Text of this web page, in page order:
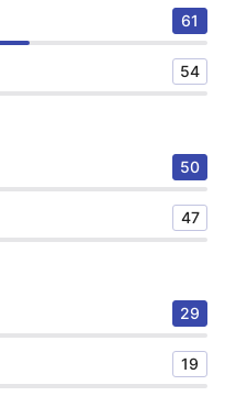
61
54
50
47
29
19